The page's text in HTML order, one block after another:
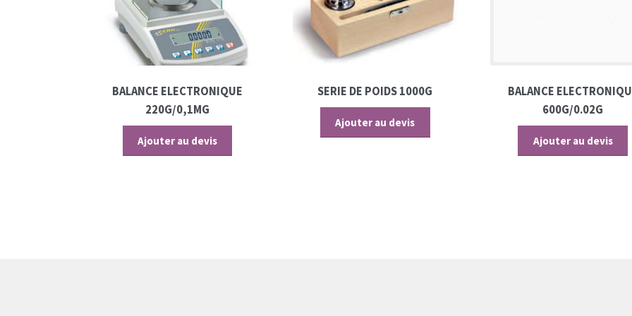
BALANCE ELECTRONIQUE
220G/0,1MG
Ajouter au devis
SERIE DE POIDS 1000G
Ajouter au devis
BALANCE
600G/0.02G
Ajouter au devis